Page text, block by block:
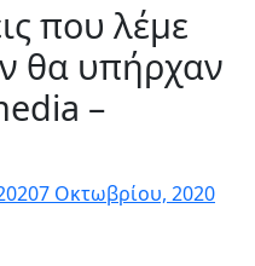
που λέμε
θα υπήρχαν
–
7 Οκτωβρίου, 2020